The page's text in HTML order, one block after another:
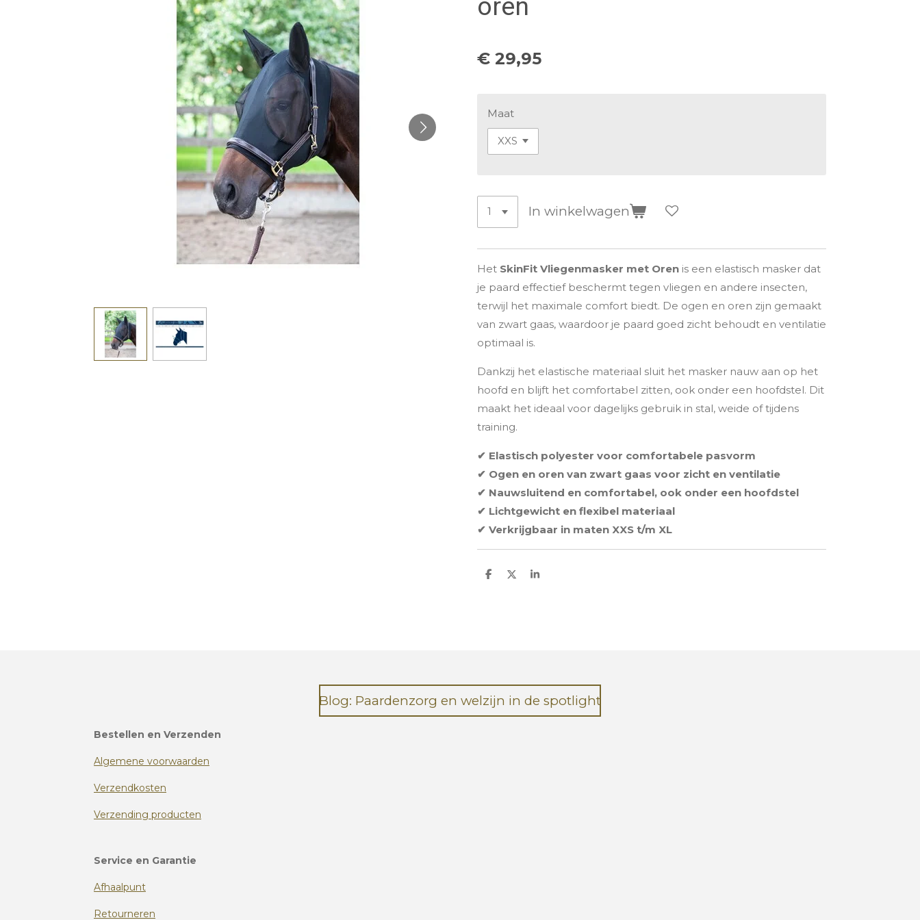
oren
€ 29,95
Maat
In winkelwagen
Het SkinFit Vliegenmasker met Oren is een elastisch masker dat
je paard effectief beschermt tegen vliegen en andere insecten,
terwijl het maximale comfort biedt. De ogen en oren zijn gemaakt
van zwart gaas, waardoor je paard goed zicht behoudt en ventilatie
optimaal is.
Dankzij het elastische materiaal sluit het masker nauw aan op het
hoofd en blijft het comfortabel zitten, ook onder een hoofdstel. Dit
maakt het ideaal voor dagelijks gebruik in stal, weide of tijdens
training.
✔ Elastisch polyester voor comfortabele pasvorm
✔ Ogen en oren van zwart gaas voor zicht en ventilatie
✔ Nauwsluitend en comfortabel, ook onder een hoofdstel
✔ Lichtgewicht en flexibel materiaal
✔ Verkrijgbaar in maten XXS t/m XL
D
D
S
Blog: Paardenzorg en welzijn in de spotlight
Bestellen en Verzenden
Algemene voorwaarden
Verzendkosten
Verzending producten
Service en Garantie
Afhaalpunt
Retourneren